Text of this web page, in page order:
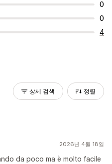
0
0
4
상세 검색 정렬
2026년 4월 18일
da poco ma è molto facile